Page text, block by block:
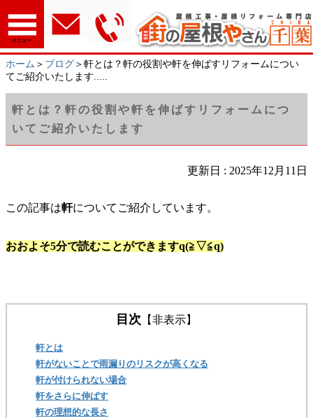
メニュー
ホーム ＞ ブログ ＞軒とは？軒の役割や軒を伸ばすリフォームについ
てご紹介いたします.....
軒とは？軒の役割や軒を伸ばすリフォームにつ
いてご紹介いたします
更新日 : 2025年12月11日
この記事は軒についてご紹介しています。
おおよそ5分で読むことができますq(≧▽≦q)
目次 【非表示】
軒とは
軒がないことで雨漏りのリスクが高くなる
軒が付けられない場合
軒をさらに伸ばす
軒の理想的な長さ